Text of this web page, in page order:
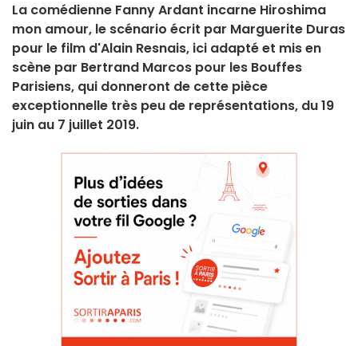
La comédienne Fanny Ardant incarne Hiroshima
mon amour, le scénario écrit par Marguerite Duras
pour le film d'Alain Resnais, ici adapté et mis en
scène par Bertrand Marcos pour les Bouffes
Parisiens, qui donneront de cette pièce
exceptionnelle très peu de représentations, du 19
juin au 7 juillet 2019.